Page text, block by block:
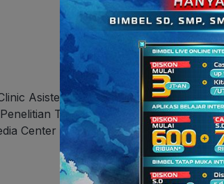
Asisten Prodi MKN 2026
Tax Center PKN STAN 2025
Center PKN STAN 2025